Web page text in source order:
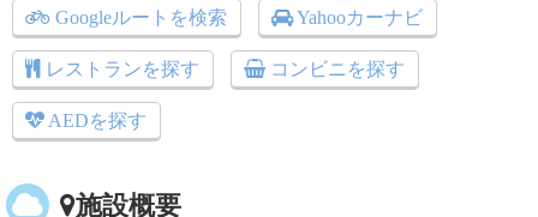
Googleルートを検索 Yahooカーナビ
レストランを探す コンビニを探す
AEDを探す
施設概要